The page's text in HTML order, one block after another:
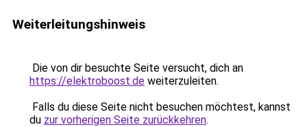
Weiterleitungshinweis
Die von dir besuchte Seite versucht, dich an
https://elektroboost.de weiterzuleiten.
Falls du diese Seite nicht besuchen möchtest, kannst
du zur vorherigen Seite zurückkehren.